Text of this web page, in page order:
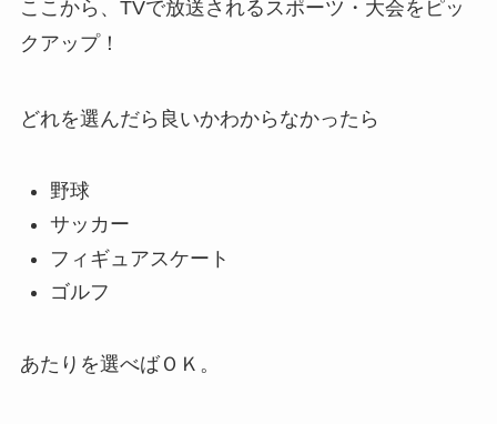
ここから、TVで放送されるスポーツ・大会をピッ
クアップ！
どれを選んだら良いかわからなかったら
野球
サッカー
フィギュアスケート
ゴルフ
あたりを選べばＯＫ。